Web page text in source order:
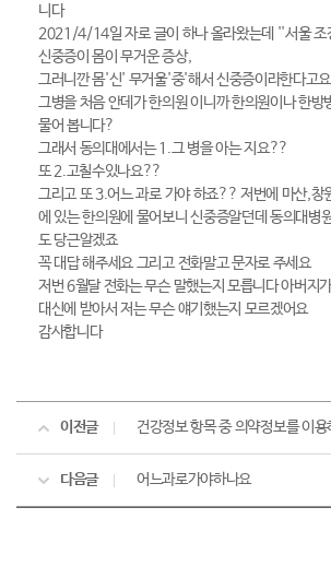
니다
2021/4/14일 자로 글이 하나 올라왔는데 ''서울 조
신중증이 몸이 무거운 증상,
그러니깐 몸'신' 무거울'중'해서 신중증이라한다고요
그병을 처음 안데가 한의원 이니까 한의원이나 한방
물어 봅니다?
그래서 동의대에서는 1.그 병을 아는 지요??
또 2.고칠수있나요??
그리고 또 3.어느 과로 가야 하죠?? 저번에 마산,창
에 있는 한의원에 물어보니 신중증알던데 동의대병
도 당근알겠죠
꼭 대답 해주세요 그리고 전화말고 문자로 주세요
저번 6월달 전화는 무슨 말했는지 모릅니다 아버지
대신에 받아서 저는 무슨 얘기했는지 모르겠어요
감사합니다
이전글 건강정보 항목 중 의약정보를 이
다음글 어느과로가야하나요